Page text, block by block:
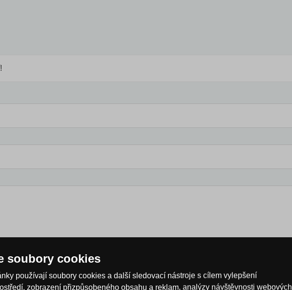
soubory cookies
používají soubory cookies a další sledovací nástroje s cílem vylepšení
zobrazení přizpůsobeného obsahu a reklam, analýzy návštěvnosti webových